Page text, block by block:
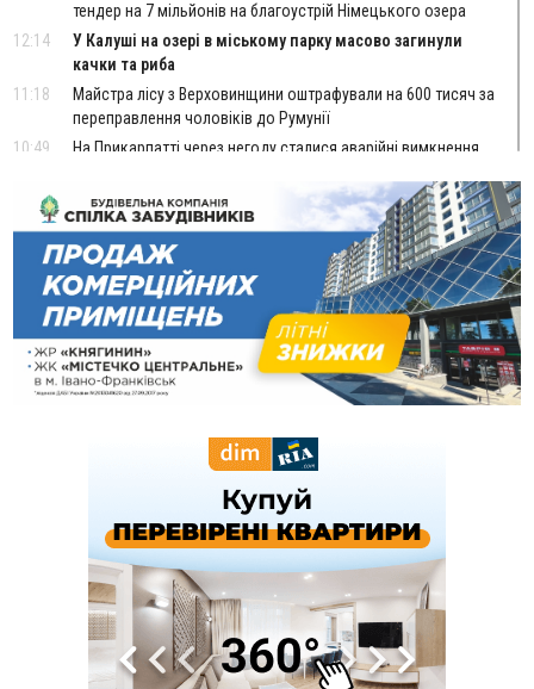
тендер на 7 мільйонів на благоустрій Німецького озера
12:14
У Калуші на озері в міському парку масово загинули
качки та риба
11:18
Майстра лісу з Верховинщини оштрафували на 600 тисяч за
переправлення чоловіків до Румунії
10:49
На Прикарпатті через негоду сталися аварійні вимкнення
10:43
За змову на тендері для Долинської лікарні двох
підприємців оштрафували на 272 тисячі гривень
10:09
Яремчанський суд виніс вирок чоловіку, який у Буковелі
вкрав із супермаркету пляшку віскі за 8,5 тисяч
09:53
В урочищі біля Галича археологи відкопали давньоруську
вагову гирку XII–XIII століть
09:39
У Франківську медики провели серію складних операцій
на аорті
У Богородчанах на "зебрі" водій Audi наїхав на
Загальна площа всіх книгарень України - трохи більше ніж 6
футбольних полів
На "зебрі" у Франківську два мотоциклісти збили жінку
Прикарпаття серед лідерів за будівництвом новобудов і
рекордсмен за зростанням цін на житло
Де безпечно купатися на Прикарпатті?
У Франківську дружина загиблого воїна створила